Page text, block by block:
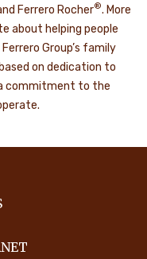
Ferrero Rocher®. More
about helping people
Group’s family
on dedication to
commitment to the